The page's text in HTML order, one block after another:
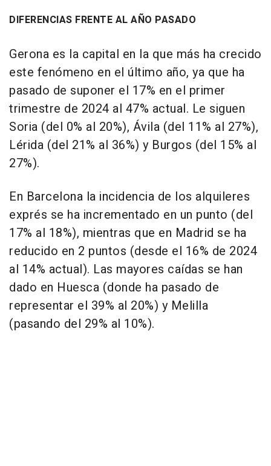
DIFERENCIAS FRENTE AL AÑO PASADO
Gerona es la capital en la que más ha crecido
este fenómeno en el último año, ya que ha
pasado de suponer el 17% en el primer
trimestre de 2024 al 47% actual. Le siguen
Soria (del 0% al 20%), Ávila (del 11% al 27%),
Lérida (del 21% al 36%) y Burgos (del 15% al
27%).
En Barcelona la incidencia de los alquileres
exprés se ha incrementado en un punto (del
17% al 18%), mientras que en Madrid se ha
reducido en 2 puntos (desde el 16% de 2024
al 14% actual). Las mayores caídas se han
dado en Huesca (donde ha pasado de
representar el 39% al 20%) y Melilla
(pasando del 29% al 10%).